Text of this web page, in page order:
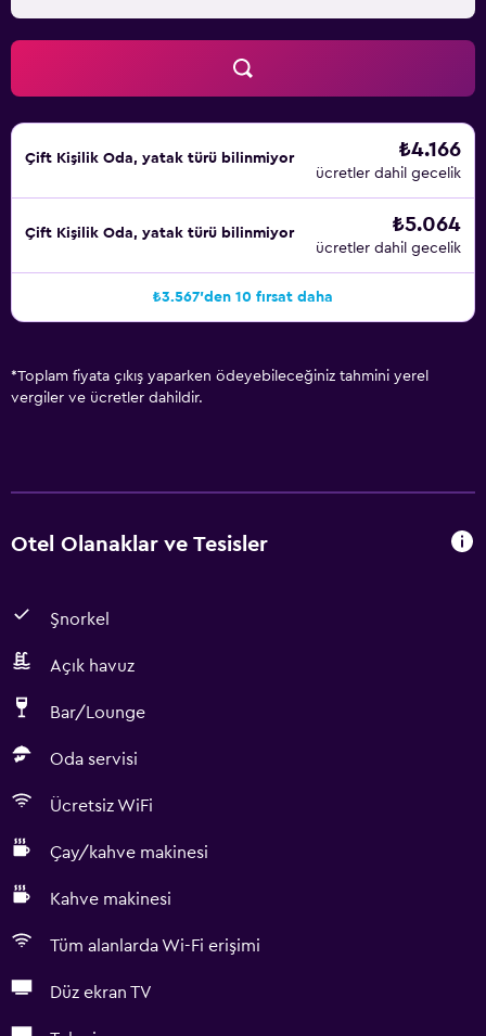
Çift ​Kişilik Oda, yatak türü bilinmiyor ₺4.166
ücretler dahil gecelik
Çift ​Kişilik Oda, yatak türü bilinmiyor ₺5.064
ücretler dahil gecelik
₺3.567'den 10 fırsat daha
*Toplam fiyata çıkış yaparken ödeyebileceğiniz tahmini yerel
vergiler ve ücretler dahildir.
Otel Olanaklar ve Tesisler
Şnorkel
Açık havuz
Bar/Lounge
Oda servisi
Ücretsiz WiFi
Çay/kahve makinesi
Kahve makinesi
Tüm alanlarda Wi-Fi erişimi
Düz ekran TV